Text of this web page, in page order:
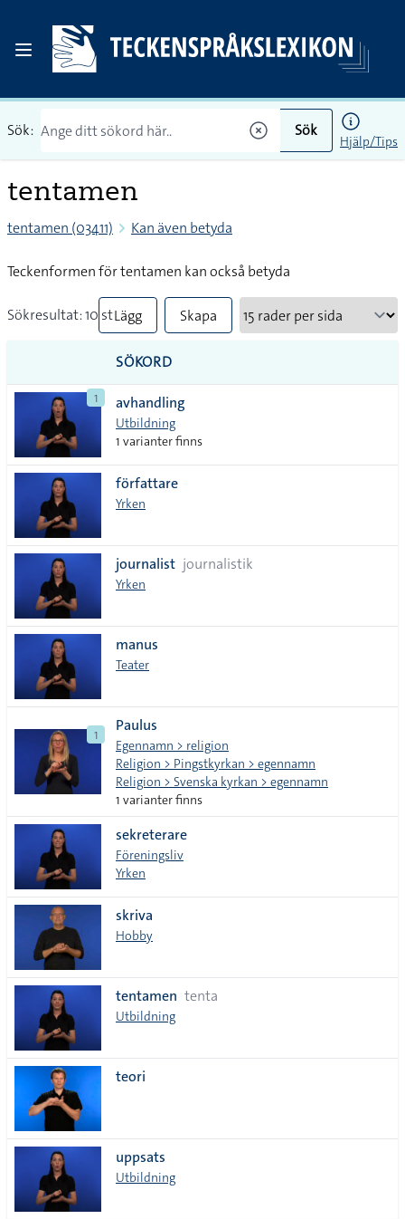
Sök: Sök
Hjälp/Tips
tentamen
tentamen (03411) Kan även betyda
Teckenformen för tentamen kan också betyda
Sökresultat: 10 stLägg
till
alla i
lista
Skapa
SÖKORD
1 avhandling
Utbildning
1 varianter finns
författare
Yrken
journalist journalistik
Yrken
manus
Teater
1 Paulus
Egennamn > religion
Religion > Pingstkyrkan > egennamn
Religion > Svenska kyrkan > egennamn
1 varianter finns
sekreterare
Föreningsliv
Yrken
skriva
Hobby
tentamen tenta
Utbildning
teori
uppsats
Utbildning